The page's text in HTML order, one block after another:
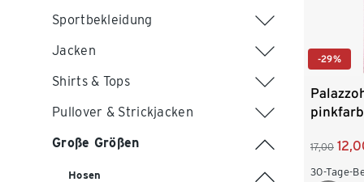
Sportbekleidung
Jacken
Shirts & Tops
Pullover & Strickjacken
Große Größen
Hosen
-29%
17,00
30-Tage-